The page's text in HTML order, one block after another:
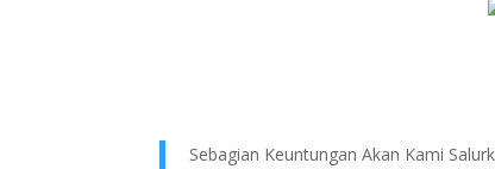
Sebagian Keuntungan Akan Kami